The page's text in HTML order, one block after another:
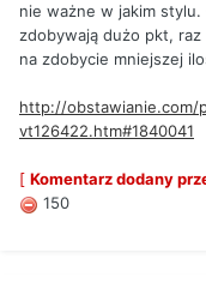
nie ważne w jakim
zdobywają dużo pkt,
na zdobycie mniejszej
http://obstawianie.com/
vt126422.htm#1840041
[ Komentarz dodany
150